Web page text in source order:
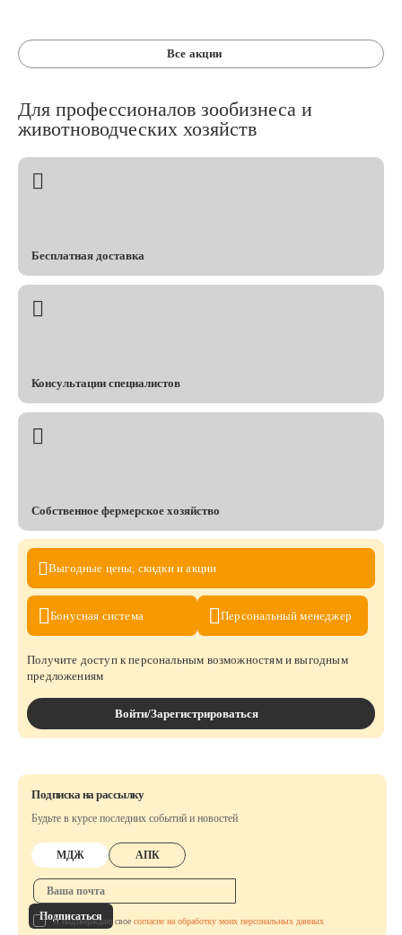
Все акции
Для профессионалов зообизнеса и
животноводческих хозяйств
Бесплатная доставка
Консультации специалистов
Собственное фермерское хозяйство
Выгодные цены, скидки и акции
Бонусная система Персональныйменеджер
Получите доступ к персональным возможностям и выгодным
предложениям
Войти/Зарегистрироваться
Подписка на рассылку
Будьте в курсе последних событий и новостей
МДЖ АПК
Подписаться
Я подтверждаю свое согласие на обработку моих персональных данных